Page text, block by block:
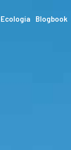
Ecología Blogbook